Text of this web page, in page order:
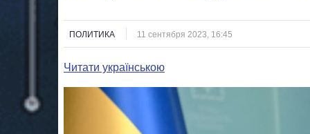
ПОЛИТИКА 11 сентября 2023, 16:45
Читати українською